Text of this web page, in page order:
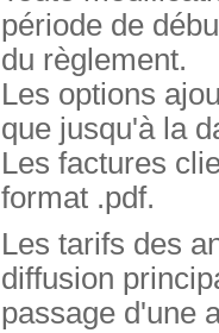
période de
du règlement.
Les options
que jusqu'à la
Les factures
format .pdf.
Les tarifs des
diffusion
passage d'une